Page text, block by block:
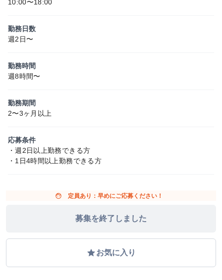
10:00〜18:00
勤務日数
週2日〜
勤務時間
週8時間〜
勤務期間
2〜3ヶ月以上
応募条件
・週2日以上勤務できる方
・1日4時間以上勤務できる方
face 定員あり：早めにご応募ください！
募集を終了しました
gradeお気に入り